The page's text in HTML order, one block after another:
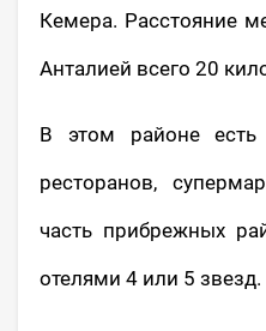
Кемера. Расстояние
Анталией всего 20
В этом районе есть
ресторанов,
часть прибрежных
отелями 4 или 5 звезд.